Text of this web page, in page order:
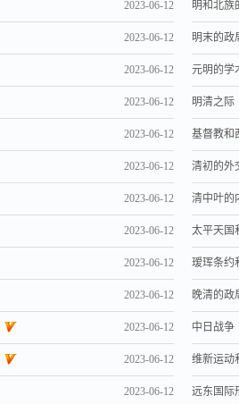
2023-06-12 明和北族
2023-06-12 明末的政
2023-06-12 元明的学
2023-06-12 明清之际
2023-06-12 基督教和
2023-06-12 清初的外
2023-06-12 清中叶的
2023-06-12 太平天国
2023-06-12 瑷珲条约
2023-06-12 晚清的政
2023-06-12 中日战争
2023-06-12 维新运动
2023-06-12 远东国际